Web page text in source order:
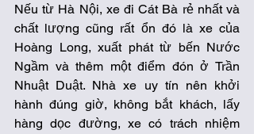
Nếu từ Hà Nội, xe đi Cát Bà rẻ nhất và
chất lượng cũng rất ổn đó là xe của
Hoàng Long, xuất phát từ bến Nước
Ngầm và thêm một điểm đón ở Trần
Nhuật Duật. Nhà xe uy tín nên khởi
hành đúng giờ, không bắt khách, lấy
hàng dọc đường, xe có trách nhiệm